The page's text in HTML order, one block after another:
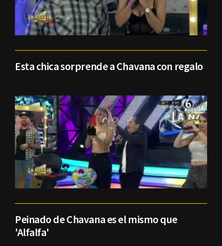
Esta chica sorprende a Chavana con regalo
Peinado de Chavana es el mismo que
'Alfalfa'